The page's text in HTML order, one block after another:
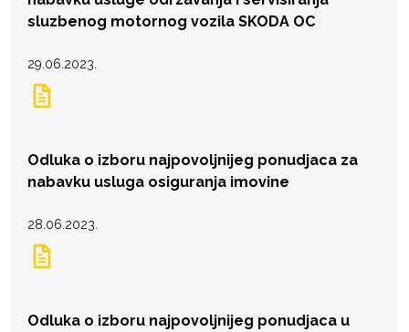
sluzbenog motornog vozila SKODA OC
29.06.2023.
Odluka o izboru najpovoljnijeg ponudjaca za
nabavku usluga osiguranja imovine
28.06.2023.
Odluka o izboru najpovoljnijeg ponudjaca u